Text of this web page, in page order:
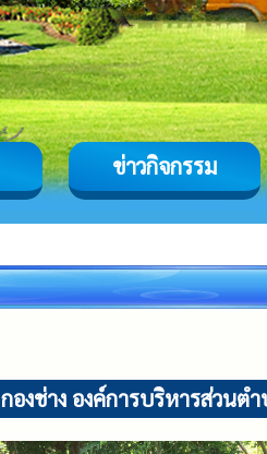
ข่าวกิจกรรม
กองช่าง องค์การบริหารส่วน